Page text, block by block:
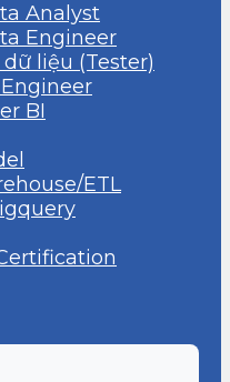
Analyst
Engineer
liệu (Tester)
BI
ETL